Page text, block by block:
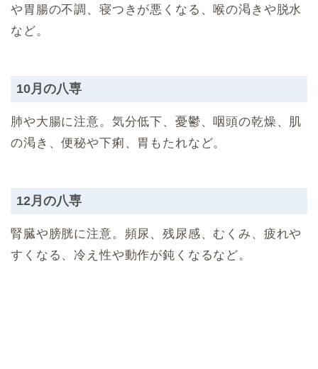
や胃腸の不調、寝つきが悪くなる、喉の渇きや脱水
など。
10月の八専
肺や大腸に注意。気分低下、憂鬱、咽頭の乾燥、肌
の渇き、便秘や下痢、胃もたれなど。
12月の八専
腎臓や膀胱に注意。頻尿、残尿感、むくみ、疲れや
すくなる、冷え性や動作が鈍くなるなど。